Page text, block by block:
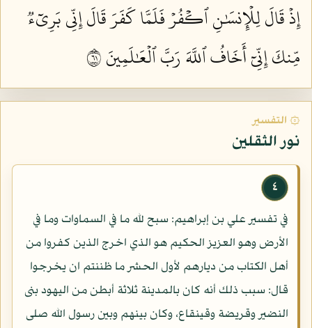
إِذۡ قَالَ لِلۡإِنسَٰنِ ٱكۡفُرۡ فَلَمَّا كَفَرَ قَالَ إِنِّي بَرِيٓءٞ
مِّنكَ إِنِّيٓ أَخَافُ ٱللَّهَ رَبَّ ٱلۡعَٰلَمِينَ ١٦
۞ التفسير
نور الثقلين
٤
في تفسير علي بن إبراهيم: سبح لله ما في السماوات وما في
الأرض وهو العزيز الحكيم هو الذي اخرج الذين كفروا من
أهل الكتاب من ديارهم لأول الحشر ما ظننتم ان يخرجوا
قال: سبب ذلك أنه كان بالمدينة ثلاثة أبطن من اليهود بنى
النضير وقريضة وقينقاع، وكان بينهم وبين رسول الله صلى